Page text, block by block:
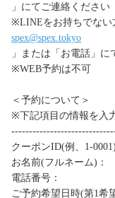
」にてご連絡ください
※LINEをお持ちでない
spex@spex.tokyo
」または「お電話」に
※WEB予約は不可
＜予約について＞
※下記項目の情報を入
クーポンID(例、1-0001)
お名前(フルネーム)：
電話番号：
ご予約希望日時(第1希